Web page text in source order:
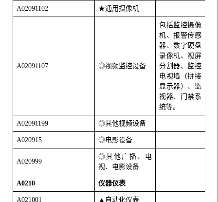
A02091102 ★通用摄像机
A02091107 ◎视频监控设备
包括监控摄像
机、报警传感
器、数字硬盘
录像机、视屏
分割器、监控
电视墙（拼接
显示器）、监
视器、门禁系
统等。
A02091199 ◎其他视频设备
A020915 ◎电影设备
A020999
◎其他广播、电
视、电影设备
A0210 仪器仪表
A021001 ▲自动化仪表